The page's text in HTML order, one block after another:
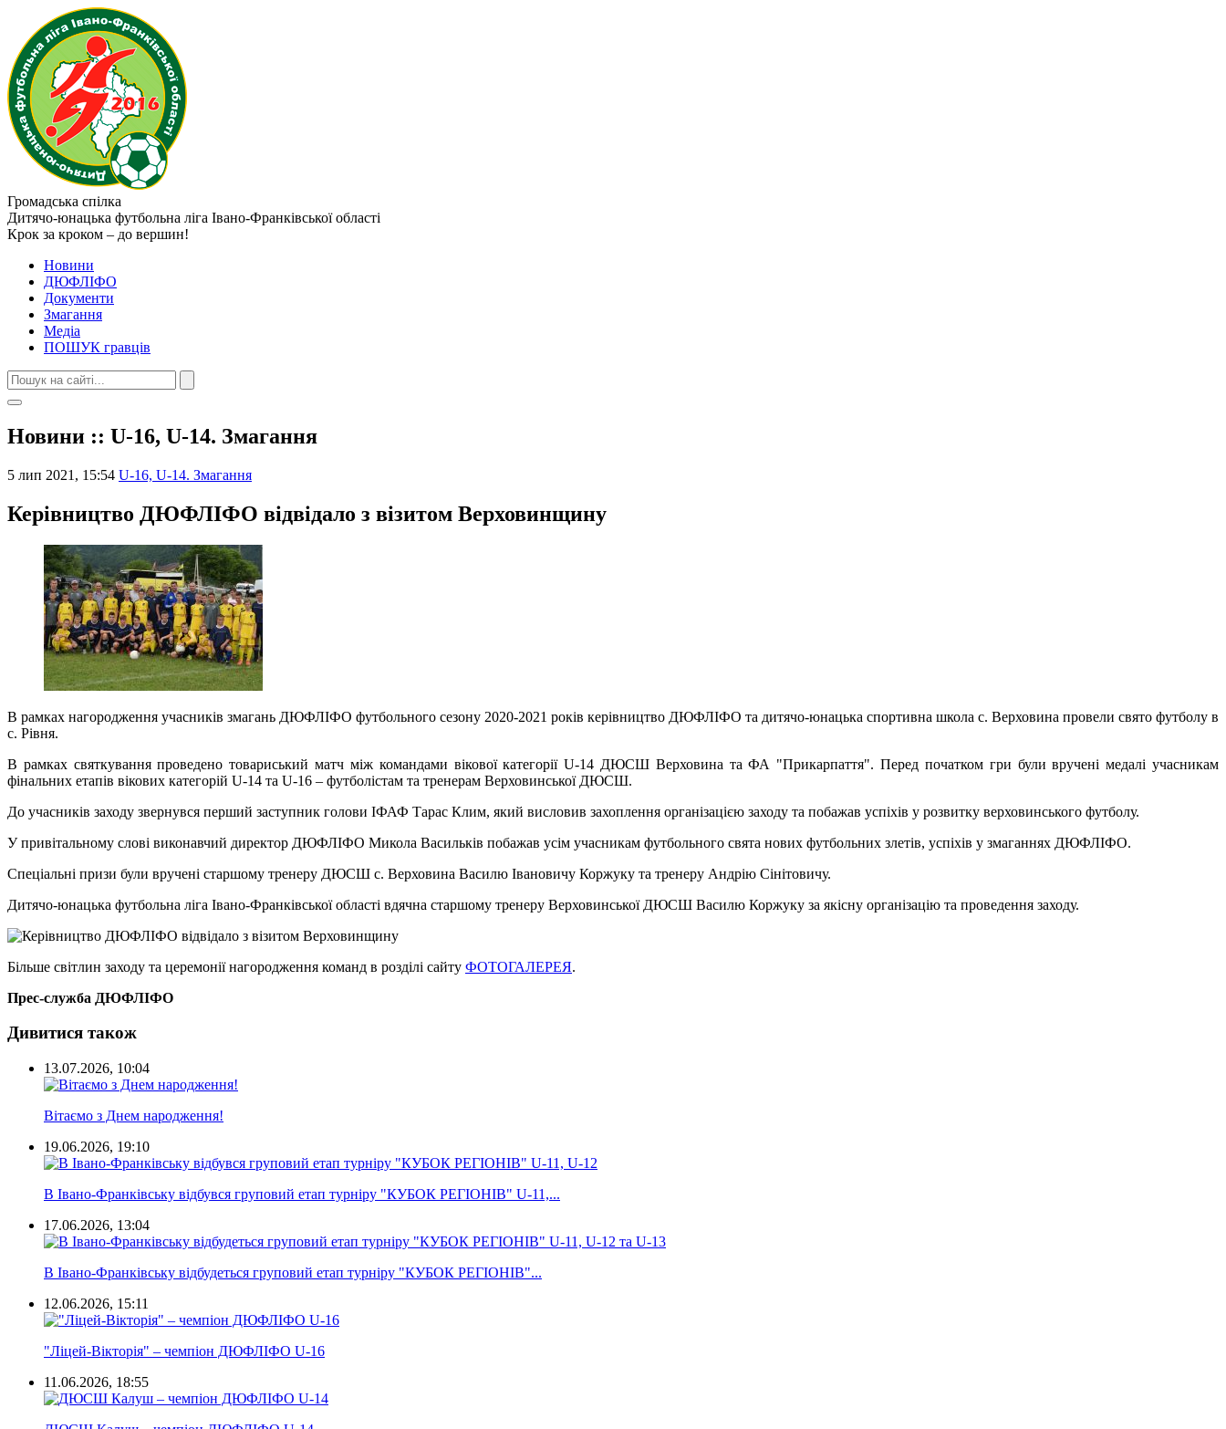
Громадська спілка
Дитячо-юнацька футбольна ліга Івано-Франківської області
Крок за кроком – до вершин!
Новини
ДЮФЛІФО
Документи
Змагання
Медіа
ПОШУК гравців
Новини :: U-16, U-14. Змагання
5 лип 2021, 15:54 U-16, U-14. Змагання
Керівництво ДЮФЛІФО відвідало з візитом Верховинщину
В рамках нагородження учасників змагань ДЮФЛІФО футбольного сезону 2020-2021 років керівництво ДЮФЛІФО та дитячо-юнацька спортивна школа с. Верховина провели свято футболу в
с. Рівня.
В рамках святкування проведено товариський матч між командами вікової категорії U-14 ДЮСШ Верховина та ФА "Прикарпаття". Перед початком гри були вручені медалі учасникам
фінальних етапів вікових категорій U-14 та U-16 – футболістам та тренерам Верховинської ДЮСШ.
До учасників заходу звернувся перший заступник голови ІФАФ Тарас Клим, який висловив захоплення організацією заходу та побажав успіхів у розвитку верховинського футболу.
У привітальному слові виконавчий директор ДЮФЛІФО Микола Васильків побажав усім учасникам футбольного свята нових футбольних злетів, успіхів у змаганнях ДЮФЛІФО.
Спеціальні призи були вручені старшому тренеру ДЮСШ с. Верховина Василю Івановичу Коржуку та тренеру Андрію Сінітовичу.
Дитячо-юнацька футбольна ліга Івано-Франківської області вдячна старшому тренеру Верховинської ДЮСШ Василю Коржуку за якісну організацію та проведення заходу.
Більше світлин заходу та церемонії нагородження команд в розділі сайту ФОТОГАЛЕРЕЯ.
Прес-служба ДЮФЛІФО
Дивитися також
13.07.2026, 10:04
Вітаємо з Днем народження!
19.06.2026, 19:10
В Івано-Франківську відбувся груповий етап турніру "КУБОК РЕГІОНІВ" U-11,...
17.06.2026, 13:04
В Івано-Франківську відбудеться груповий етап турніру "КУБОК РЕГІОНІВ"...
12.06.2026, 15:11
"Ліцей-Вікторія" – чемпіон ДЮФЛІФО U-16
11.06.2026, 18:55